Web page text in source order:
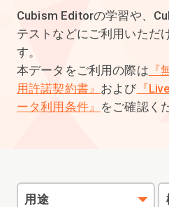
Cubism Editorの学習や、
テストなどにご利用いただ
す。
本データをご利用の際は
用許諾契約書』 および 『
ータ利用条件』 をご確認く
用途